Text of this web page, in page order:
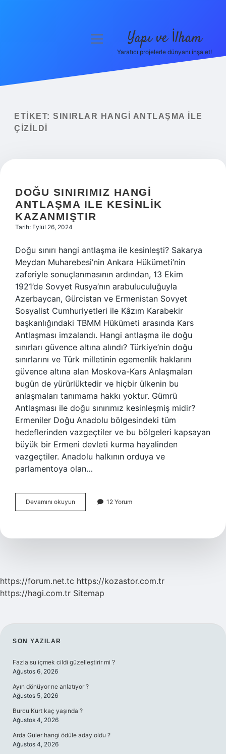
Yasal Uyarı
menüyü
Yapı ve İlham
Yaratıcı projelerle dünyanı inşa et!
ETIKET: SINIRLAR HANGI ANTLAŞMA ILE
ÇIZILDI
DOĞU SINIRIMIZ HANGI
ANTLAŞMA ILE KESINLIK
KAZANMIŞTIR
Tarih: Eylül 26, 2024
Doğu sınırı hangi antlaşma ile kesinleşti? Sakarya
Meydan Muharebesi’nin Ankara Hükümeti’nin
zaferiyle sonuçlanmasının ardından, 13 Ekim
1921’de Sovyet Rusya’nın arabuluculuğuyla
Azerbaycan, Gürcistan ve Ermenistan Sovyet
Sosyalist Cumhuriyetleri ile Kâzım Karabekir
başkanlığındaki TBMM Hükümeti arasında Kars
Antlaşması imzalandı. Hangi antlaşma ile doğu
sınırları güvence altına alındı? Türkiye’nin doğu
sınırlarını ve Türk milletinin egemenlik haklarını
güvence altına alan Moskova-Kars Anlaşmaları
bugün de yürürlüktedir ve hiçbir ülkenin bu
anlaşmaları tanımama hakkı yoktur. Gümrü
Antlaşması ile doğu sınırımız kesinleşmiş midir?
Ermeniler Doğu Anadolu bölgesindeki tüm
hedeflerinden vazgeçtiler ve bu bölgeleri kapsayan
büyük bir Ermeni devleti kurma hayalinden
vazgeçtiler. Anadolu halkının orduya ve
parlamentoya olan…
Devamını okuyun
Sınırımız
Ile
12 Yorum
https://forum.net.tc https://kozastor.com.tr
https://hagi.com.tr Sitemap
SIDEBAR
SON YAZILAR
Fazla su içmek cildi güzelleştirir mi ?
Ağustos 6, 2026
Ayın dönüyor ne anlatıyor ?
Ağustos 5, 2026
Burcu Kurt kaç yaşında ?
Ağustos 4, 2026
Arda Güler hangi ödüle aday oldu ?
Ağustos 4, 2026